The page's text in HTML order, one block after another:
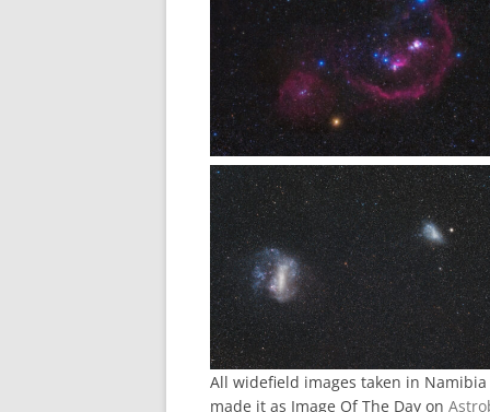
All widefield images taken in
made it as Image Of The Day on